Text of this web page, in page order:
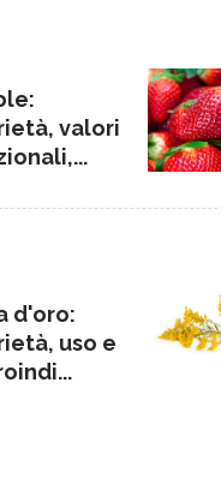
valori
d'oro:
uso e